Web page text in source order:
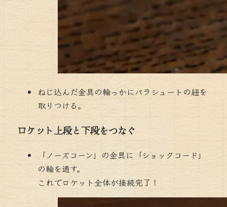
ねじ込んだ金具の輪っかにパラシュートの紐を
取りつける。
ロケット上段と下段をつなぐ
「ノーズコーン」の金具に「ショックコード」
の輪を通す。
これでロケット全体が接続完了！